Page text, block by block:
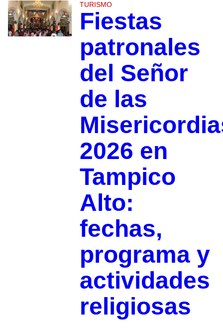
TURISMO
Fiestas
patronales
del Señor
de las
2026 en
Tampico
Alto:
fechas,
programa y
actividades
religiosas